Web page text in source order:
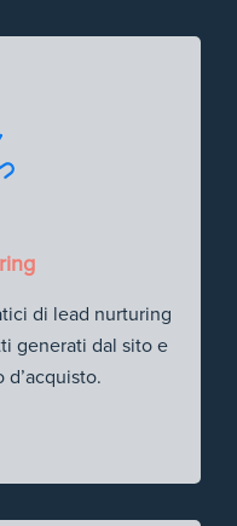
di lead nurturing
generati dal sito e